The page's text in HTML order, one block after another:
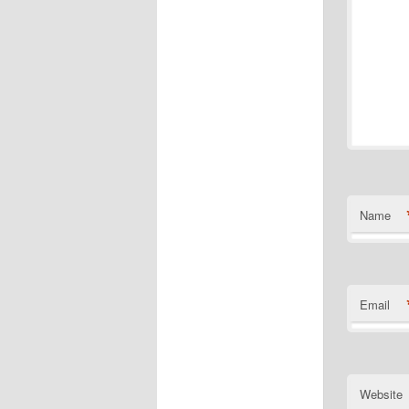
Name
Email
Website